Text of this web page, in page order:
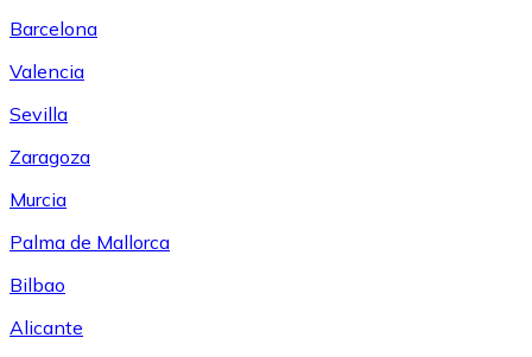
Barcelona
Valencia
Sevilla
Zaragoza
Murcia
Palma de Mallorca
Bilbao
Alicante